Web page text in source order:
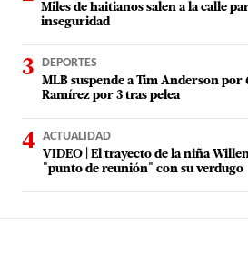
Miles de haitianos salen a la calle
inseguridad
DEPORTES
MLB suspende a Tim Anderson por
Ramírez por 3 tras pelea
ACTUALIDAD
VIDEO | El trayecto de la niña
"punto de reunión" con su verdugo